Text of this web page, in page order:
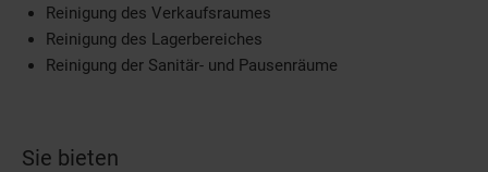
Reinigung des Verkaufsraumes
Reinigung des Lagerbereiches
Reinigung der Sanitär- und Pausenräume
Sie bieten